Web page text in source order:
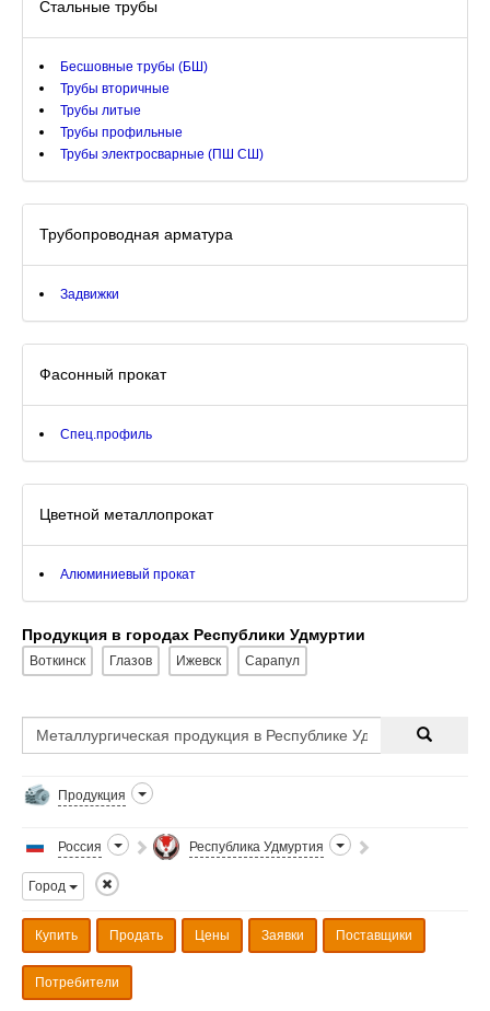
Стальные трубы
Бесшовные трубы (БШ)
Трубы вторичные
Трубы литые
Трубы профильные
Трубы электросварные (ПШ СШ)
Трубопроводная арматура
Задвижки
Фасонный прокат
Спец.профиль
Цветной металлопрокат
Алюминиевый прокат
Продукция в городах Республики Удмуртии
Воткинск Глазов Ижевск Сарапул
Продукция
Россия Республика Удмуртия
Город
Купить Продать Цены Заявки Поставщики
Потребители